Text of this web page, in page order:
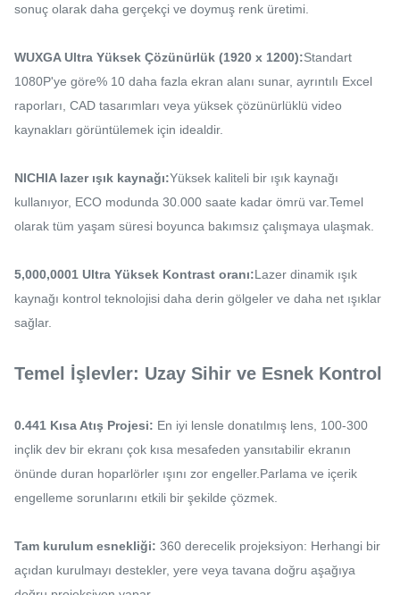
sonuç olarak daha gerçekçi ve doymuş renk üretimi.
WUXGA Ultra Yüksek Çözünürlük (1920 x 1200):Standart
1080P'ye göre% 10 daha fazla ekran alanı sunar, ayrıntılı Excel
raporları, CAD tasarımları veya yüksek çözünürlüklü video
kaynakları görüntülemek için idealdir.
NICHIA lazer ışık kaynağı:Yüksek kaliteli bir ışık kaynağı
kullanıyor, ECO modunda 30.000 saate kadar ömrü var.Temel
olarak tüm yaşam süresi boyunca bakımsız çalışmaya ulaşmak.
5,000,0001 Ultra Yüksek Kontrast oranı:Lazer dinamik ışık
kaynağı kontrol teknolojisi daha derin gölgeler ve daha net ışıklar
sağlar.
Temel İşlevler: Uzay Sihir ve Esnek Kontrol
0.441 Kısa Atış Projesi: En iyi lensle donatılmış lens, 100-300
inçlik dev bir ekranı çok kısa mesafeden yansıtabilir ekranın
önünde duran hoparlörler ışını zor engeller.Parlama ve içerik
engelleme sorunlarını etkili bir şekilde çözmek.
Tam kurulum esnekliği: 360 derecelik projeksiyon: Herhangi bir
açıdan kurulmayı destekler, yere veya tavana doğru aşağıya